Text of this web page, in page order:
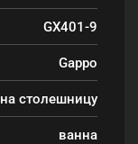
GX401-9
Gappo
на столешницу
ванна